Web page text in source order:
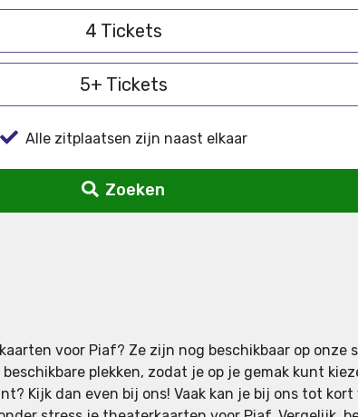
4 Tickets
5+ Tickets
Alle zitplaatsen zijn naast elkaar
Zoeken
voor Piaf? Ze zijn nog beschikbaar op
plekken, zodat je op je gemak kunt
Kijk dan even bij ons! Vaak kan je bij ons tot